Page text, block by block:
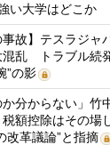
い大学はどこか
事故】テスラジャ
混乱 トラブル続
”の影
か分からない」
額控除はその場
改革議論”と指摘